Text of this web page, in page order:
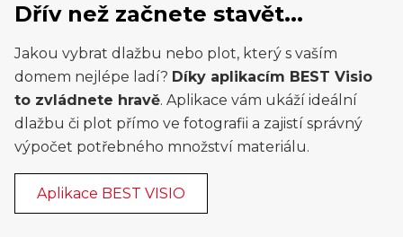
Dřív než začnete stavět...
Jakou vybrat dlažbu nebo plot, který s vaším
domem nejlépe ladí? Díky aplikacím BEST Visio
to zvládnete hravě. Aplikace vám ukáží ideální
dlažbu či plot přímo ve fotografii a zajistí správný
výpočet potřebného množství materiálu.
Aplikace BEST VISIO